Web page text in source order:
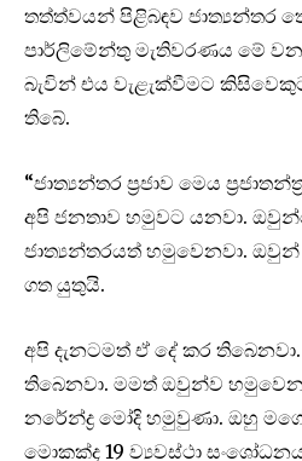
තත්ත්වයන් පිළිබඳව ජාත්‍යන්තර
පාර්ලිමේන්තු මැතිවරණය මේ
බැවින් එය වැළැක්වීමට
තිබේ.
“ජාත්‍යන්තර ප්‍රජාව මෙය
අපි ජනතාව හමුවට යනවා.
ජාත්‍යන්තරයත් හමුවෙනවා.
ගත යුතුයි.
අපි දැනටමත් ඒ දේ කර
තිබෙනවා. මමත් ඔවුන්ව
නරේන්ද්‍ර මෝදි හමුවුණා. ඔහු
මොකක්ද 19 ව්‍යවස්ථා